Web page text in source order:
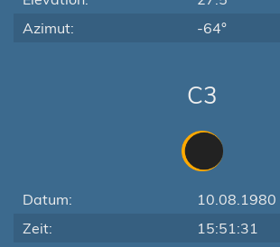
Azimut:
-64°
C3
Datum:
10.08.1980
Zeit:
15:51:31